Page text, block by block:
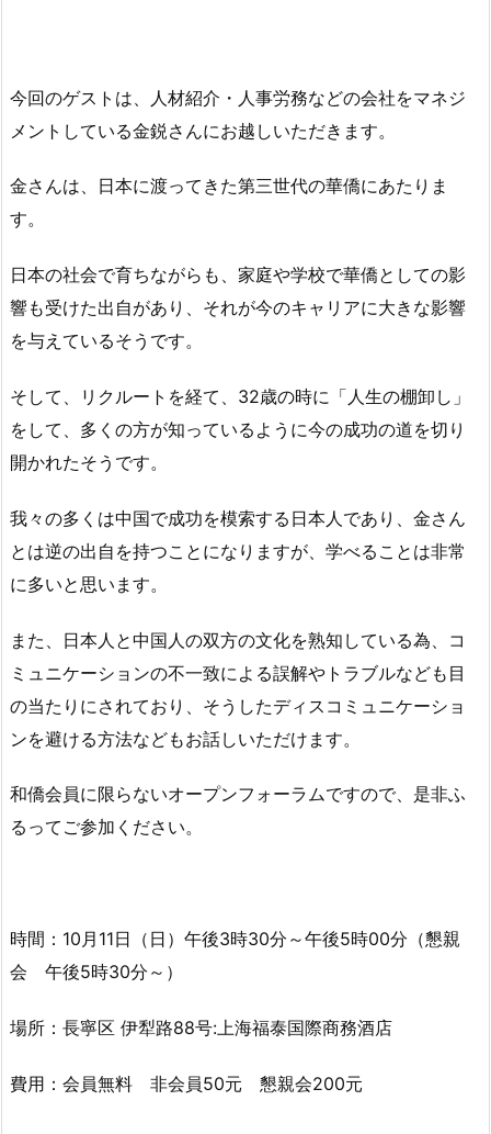
今回のゲストは、人材紹介・人事労務などの会社をマネジ
メントしている金鋭さんにお越しいただきます。
金さんは、日本に渡ってきた第三世代の華僑にあたりま
す。
日本の社会で育ちながらも、家庭や学校で華僑としての影
響も受けた出自があり、それが今のキャリアに大きな影響
を与えているそうです。
そして、リクルートを経て、32歳の時に「人生の棚卸し」
をして、多くの方が知っているように今の成功の道を切り
開かれたそうです。
我々の多くは中国で成功を模索する日本人であり、金さん
とは逆の出自を持つことになりますが、学べることは非常
に多いと思います。
また、日本人と中国人の双方の文化を熟知している為、コ
ミュニケーションの不一致による誤解やトラブルなども目
の当たりにされており、そうしたディスコミュニケーショ
ンを避ける方法などもお話しいただけます。
和僑会員に限らないオープンフォーラムですので、是非ふ
るってご参加ください。
時間：10月11日（日）午後3時30分～午後5時00分（懇親
会 午後5時30分～）
場所：長寧区 伊犁路88号:上海福泰国際商務酒店
費用：会員無料 非会員50元 懇親会200元